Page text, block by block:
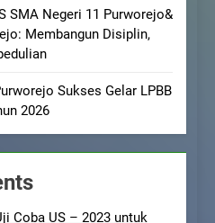
SMA Negeri 11 Purworejo&
Membangun Disiplin,
Sukses Gelar LPBB
2026
Coba US – 2023 untuk